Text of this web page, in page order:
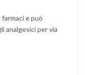
e può
analgesici per via